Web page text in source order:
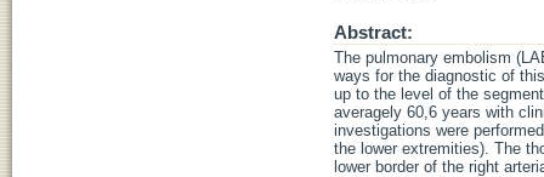
Abstract:
The pulmonary embolism
ways for the diagnostic of
up to the level of the
averagely 60,6 years with
investigations were
the lower extremities). The
lower border of the right